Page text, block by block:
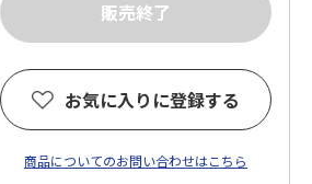
お気に入りに登録する
商品についてのお問い合わせはこちら